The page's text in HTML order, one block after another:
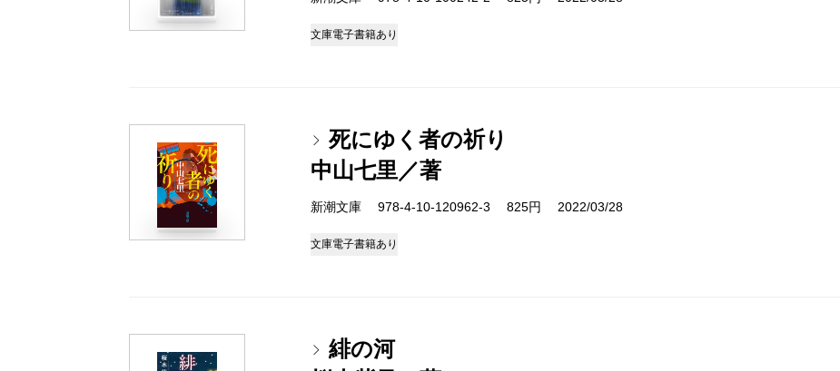
文庫電子書籍あり
死にゆく者の祈り
中山七里／著
新潮文庫 978-4-10-120962-3 825円 2022/03/28
文庫電子書籍あり
緋の河